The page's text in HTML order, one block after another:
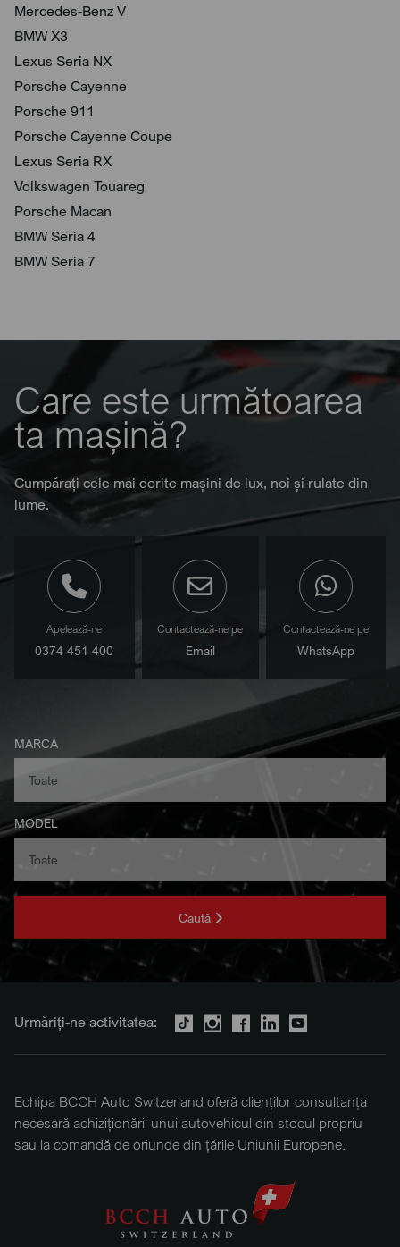
Mercedes-Benz V
BMW X3
Lexus Seria NX
Porsche Cayenne
Porsche 911
Porsche Cayenne Coupe
Lexus Seria RX
Volkswagen Touareg
Porsche Macan
BMW Seria 4
BMW Seria 7
Care este următoarea
ta mașină?
Cumpărați cele mai dorite mașini de lux, noi și rulate din
lume.
Apelează-ne
0374 451 400
Contactează-ne pe
Email
Contactează-ne pe
WhatsApp
MARCA
MODEL
Caută
Urmăriți-ne activitatea:
Echipa BCCH Auto Switzerland oferă clienților consultanța
necesară achiziționării unui autovehicul din stocul propriu
sau la comandă de oriunde din țările Uniunii Europene.